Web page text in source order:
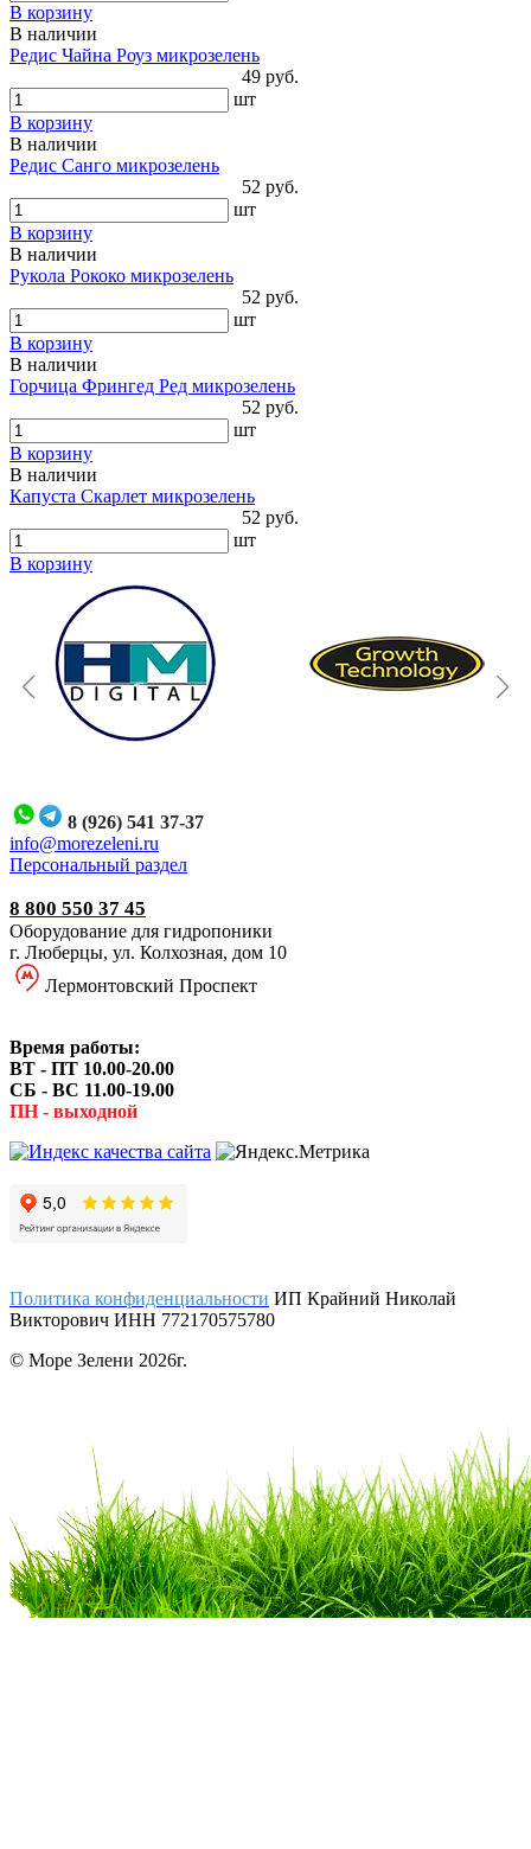
В корзину
В наличии
Редис Чайна Роуз микрозелень
49 руб.
шт
В корзину
В наличии
Редис Санго микрозелень
52 руб.
шт
В корзину
В наличии
Рукола Рококо микрозелень
52 руб.
шт
В корзину
В наличии
Горчица Фрингед Ред микрозелень
52 руб.
шт
В корзину
В наличии
Капуста Скарлет микрозелень
52 руб.
шт
В корзину
8 (926) 541 37-37
info@morezeleni.ru
Персональный раздел
8 800 550 37 45
Оборудование для гидропоники
г. Люберцы, ул. Колхозная, дом 10
Лермонтовский Проспект
Время работы:
ВТ - ПТ 10.00-20.00
СБ - ВС 11.00-19.00
ПН - выходной
Политика конфиденциальности ИП Крайний Николай
Викторович ИНН 772170575780
© Море Зелени 2026г.